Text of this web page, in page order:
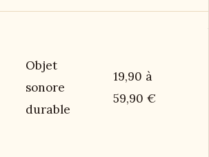
Objet
sonore
durable
19,90 à
59,90 €